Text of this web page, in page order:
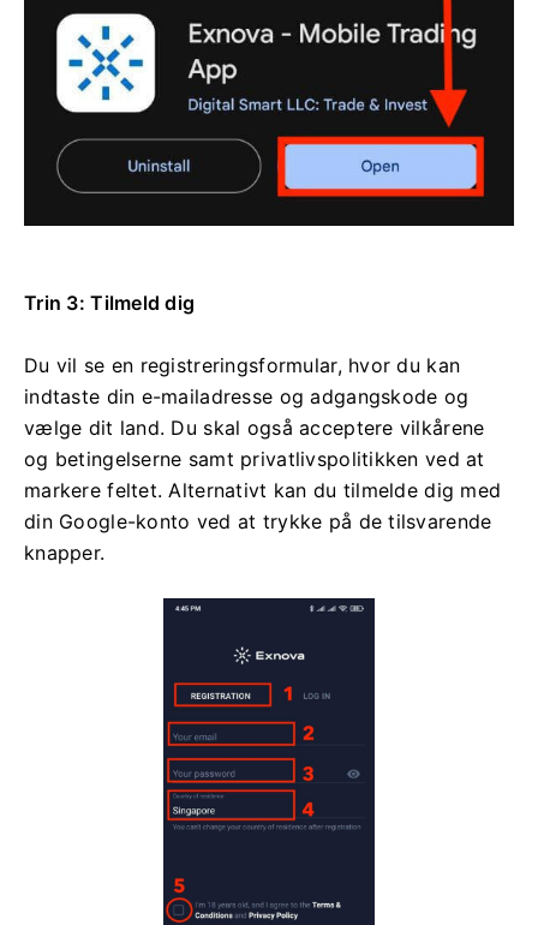
Trin 3: Tilmeld dig
Du vil se en registreringsformular, hvor du kan
indtaste din e-mailadresse og adgangskode og
vælge dit land. Du skal også acceptere vilkårene
og betingelserne samt privatlivspolitikken ved at
markere feltet. Alternativt kan du tilmelde dig med
din Google-konto ved at trykke på de tilsvarende
knapper.